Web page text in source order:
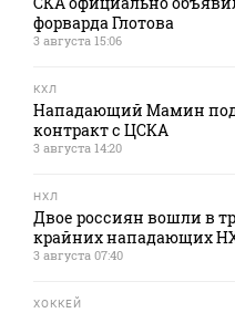
форварда Глотова
3 августа 15:06
КХЛ
Нападающий Мамин
контракт с ЦСКА
3 августа 14:20
НХЛ
Двое россиян вошли в
крайних нападающих
3 августа 07:40
ХОККЕЙ